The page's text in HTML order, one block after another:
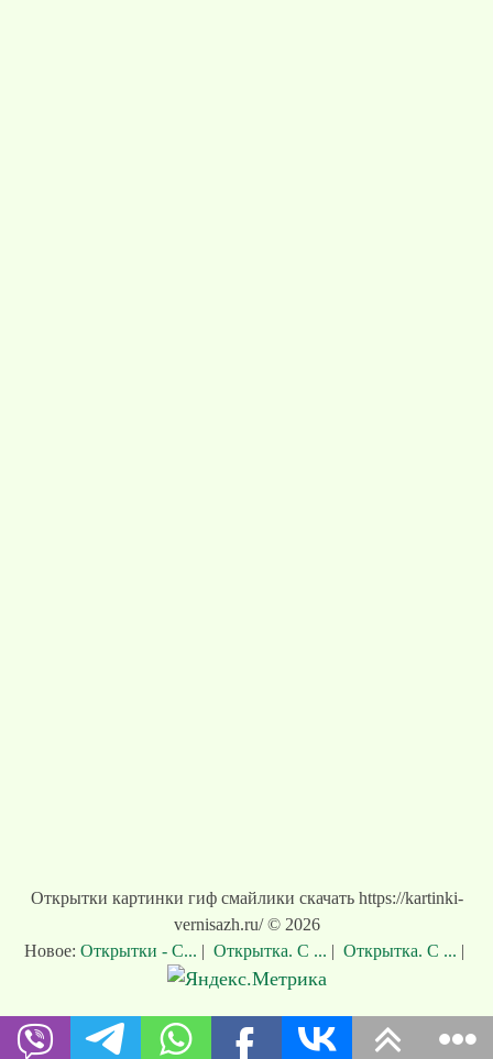
Открытки картинки гиф смайлики скачать https://kartinki-
vernisazh.ru/ © 2026
Новое: Открытки - С... | Открытка. С ... | Открытка. С ... |